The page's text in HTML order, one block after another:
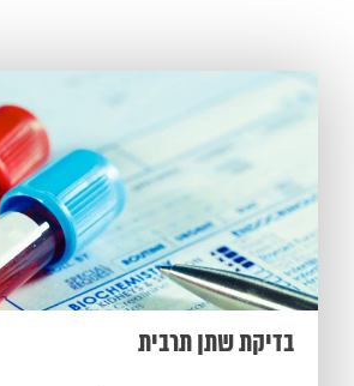
בדיקת שתן תרבית